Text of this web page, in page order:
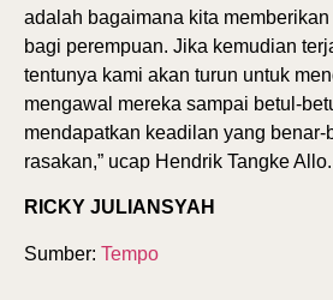
adalah bagaimana kita
bagi perempuan. Jika kemudian
tentunya kami akan turun untuk
mengawal mereka sampai betul-
mendapatkan keadilan yang benar-
rasakan,” ucap Hendrik Tangke Allo.
RICKY JULIANSYAH
Sumber: Tempo